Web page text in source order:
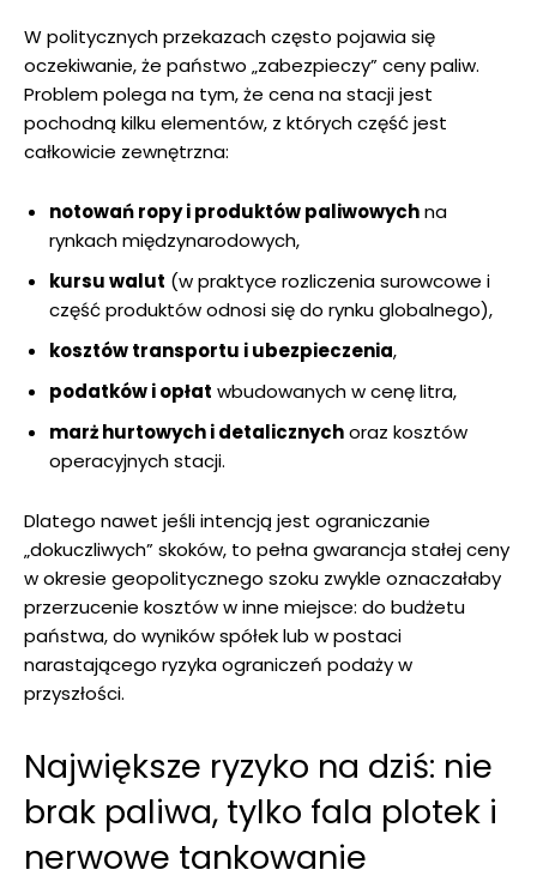
W politycznych przekazach często pojawia się
oczekiwanie, że państwo „zabezpieczy” ceny paliw.
Problem polega na tym, że cena na stacji jest
pochodną kilku elementów, z których część jest
całkowicie zewnętrzna:
notowań ropy i produktów paliwowychna
rynkach międzynarodowych,
kursu walut (w praktyce rozliczenia surowcowe i
część produktów odnosi się do rynku globalnego),
kosztów transportu i ubezpieczenia,
podatków i opłat wbudowanych w cenę litra,
marż hurtowych i detalicznychoraz kosztów
operacyjnych stacji.
Dlatego nawet jeśli intencją jest ograniczanie
„dokuczliwych” skoków, to pełna gwarancja stałej ceny
w okresie geopolitycznego szoku zwykle oznaczałaby
przerzucenie kosztów w inne miejsce: do budżetu
państwa, do wyników spółek lub w postaci
narastającego ryzyka ograniczeń podaży w
przyszłości.
Największe ryzyko na dziś: nie
brak paliwa, tylko fala plotek i
nerwowe tankowanie